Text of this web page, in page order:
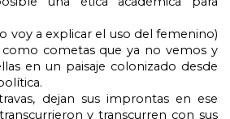
voy a explicar el uso del femenino)
cometas que ya no vemos y
en un paisaje colonizado desde
dejan sus improntas en ese
y transcurren con sus